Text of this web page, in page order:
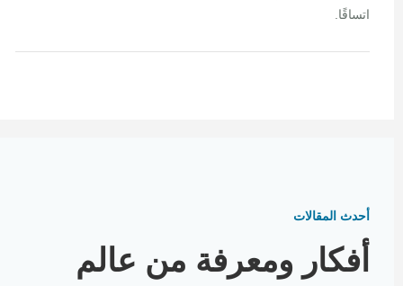
اتساقًا.
أحدث المقالات
أفكار ومعرفة من عالم